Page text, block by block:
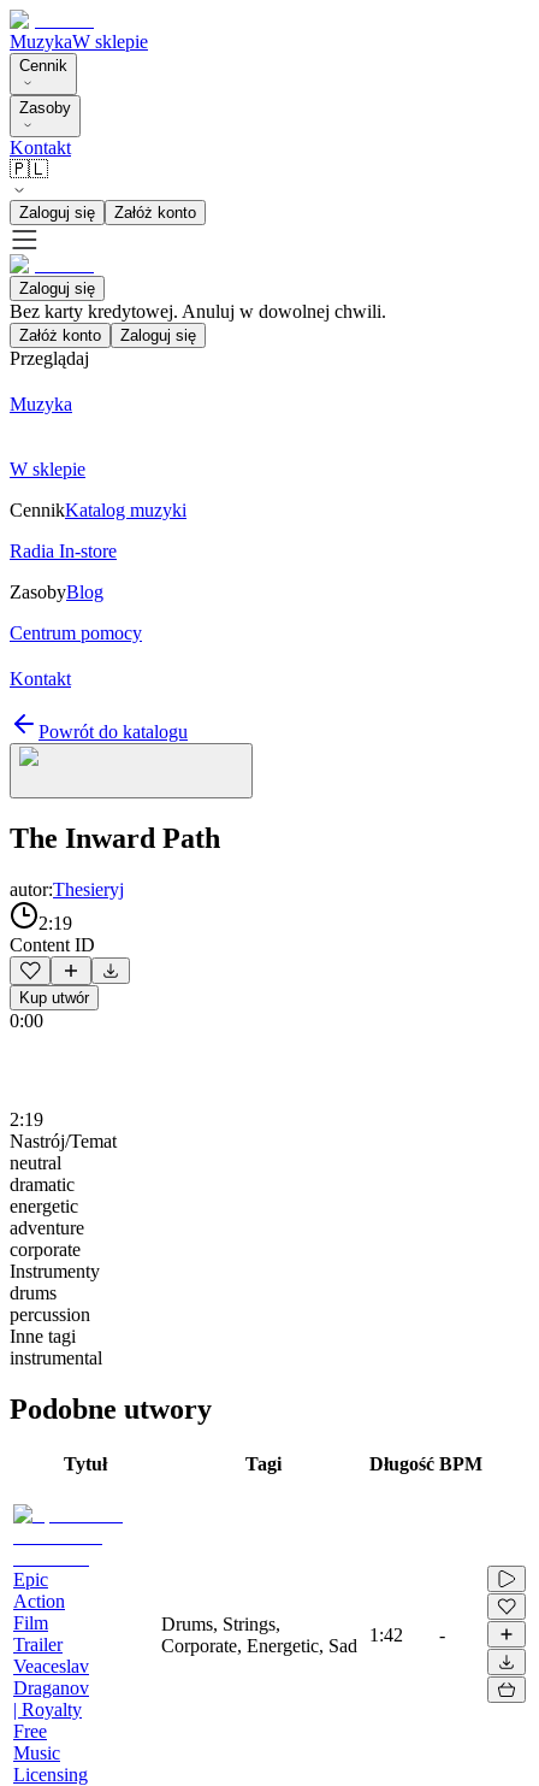
MuzykaW sklepie
Cennik
Zasoby
Kontakt
🇵🇱
Zaloguj się Załóż konto
Zaloguj się
Bez karty kredytowej. Anuluj w dowolnej chwili.
Załóż konto Zaloguj się
Przeglądaj
Muzyka
W sklepie
CennikKatalog muzyki
Radia In-store
ZasobyBlog
Centrum pomocy
Kontakt
Powrót do katalogu
The Inward Path
autor:Thesieryj
2:19
Content ID
Kup utwór
0:00
2:19
Nastrój/Temat
neutral
dramatic
energetic
adventure
corporate
Instrumenty
drums
percussion
Inne tagi
instrumental
Podobne utwory
Tytuł Tagi Długość BPM
Epic
Action
Film
Trailer
Veaceslav
Draganov
| Royalty
Free
Music
Licensing
Drums, Strings,
Corporate, Energetic, Sad
1:42 -